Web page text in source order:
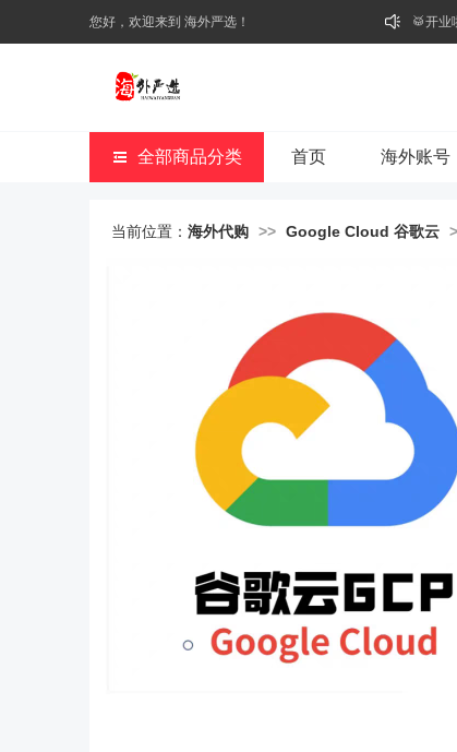
您好，欢迎来到 海外严选！ 🥁开业
全部商品分类 首页 海外账号
当前位置： 海外代购 >> Google Cloud 谷歌云